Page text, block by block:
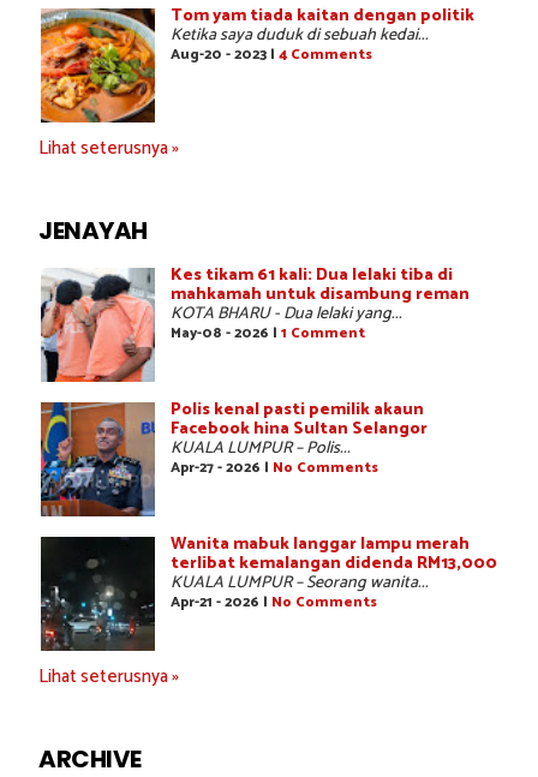
Tom yam tiada kaitan dengan politik
Ketika saya duduk di sebuah kedai...
Aug-20 - 2023 | 4 Comments
Lihat seterusnya »
JENAYAH
Kes tikam 61 kali: Dua lelaki tiba di
mahkamah untuk disambung reman
KOTA BHARU - Dua lelaki yang...
May-08 - 2026 | 1 Comment
Polis kenal pasti pemilik akaun
Facebook hina Sultan Selangor
KUALA LUMPUR – Polis...
Apr-27 - 2026 | No Comments
Wanita mabuk langgar lampu merah
terlibat kemalangan didenda RM13,000
KUALA LUMPUR – Seorang wanita...
Apr-21 - 2026 | No Comments
Lihat seterusnya »
ARCHIVE